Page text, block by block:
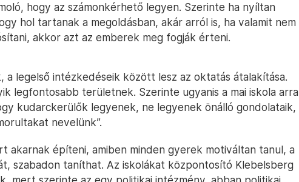
hogy az számonkérhető legyen. Szerinte ha nyíltan
hol tartanak a megoldásban, akár arról is, ha valamit nem
akkor azt az emberek meg fogják érteni.
a legelső intézkedéseik között lesz az oktatás átalakítása.
legfontosabb területnek. Szerinte ugyanis a mai iskola arra
kudarckerülők legyenek, ne legyenek önálló gondolataik,
nevelünk”.
akarnak építeni, amiben minden gyerek motiváltan tanul, a
szabadon taníthat. Az iskolákat központosító Klebelsberg